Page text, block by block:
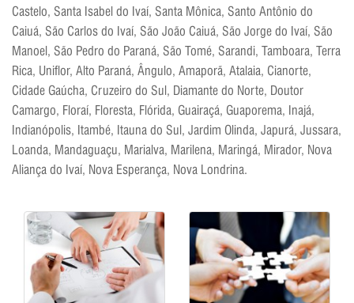
Castelo, Santa Isabel do Ivaí, Santa Mônica, Santo Antônio do
Caiuá, São Carlos do Ivaí, São João Caiuá, São Jorge do Ivaí, São
Manoel, São Pedro do Paraná, São Tomé, Sarandi, Tamboara, Terra
Rica, Uniflor, Alto Paraná, Ângulo, Amaporã, Atalaia, Cianorte,
Cidade Gaúcha, Cruzeiro do Sul, Diamante do Norte, Doutor
Camargo, Floraí, Floresta, Flórida, Guairaçá, Guaporema, Inajá,
Indianópolis, Itambé, Itauna do Sul, Jardim Olinda, Japurá, Jussara,
Loanda, Mandaguaçu, Marialva, Marilena, Maringá, Mirador, Nova
Aliança do Ivaí, Nova Esperança, Nova Londrina.